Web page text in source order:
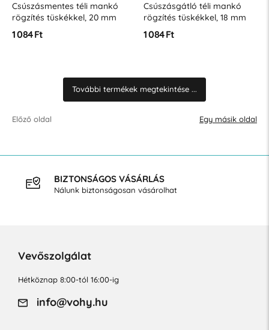
Csúszásmentes téli mankó
rögzítés tüskékkel, 20 mm
1 084 Ft
Csúszásgátló téli mankó
rögzítés tüskékkel, 18 mm
1 084 Ft
További termékek megtekintése ...
Előző oldal Egy másik oldal
INGYENES SZÁLLÍTÁS
40.000 Ft feletti vásárlás esetén
Vevőszolgálat
Hétköznap 8:00-tól 16:00-ig
info@vohy.hu